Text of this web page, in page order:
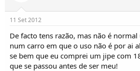
11 Set 2012
De facto tens razão, mas não é
num carro em que o uso não é por ai
se bem que eu comprei um jipe com
que se passou antes de ser meu!